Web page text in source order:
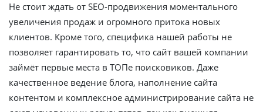
Не стоит ждать от SEO-продвижения моментального
увеличения продаж и огромного притока новых
клиентов. Кроме того, специфика нашей работы не
позволяет гарантировать то, что сайт вашей компании
займёт первые места в ТОПе поисковиков. Даже
качественное ведение блога, наполнение сайта
контентом и комплексное администрирование сайта не